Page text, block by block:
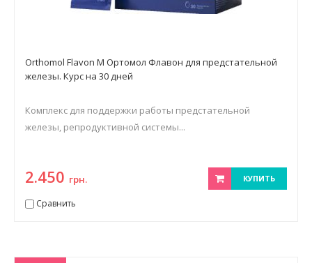
Orthomol Flavon M Ортомол Флавон для предстательной
железы. Курс на 30 дней
Комплекс для поддержки работы предстательной
железы, репродуктивной системы...
2.450 грн. КУПИТЬ
Сравнить